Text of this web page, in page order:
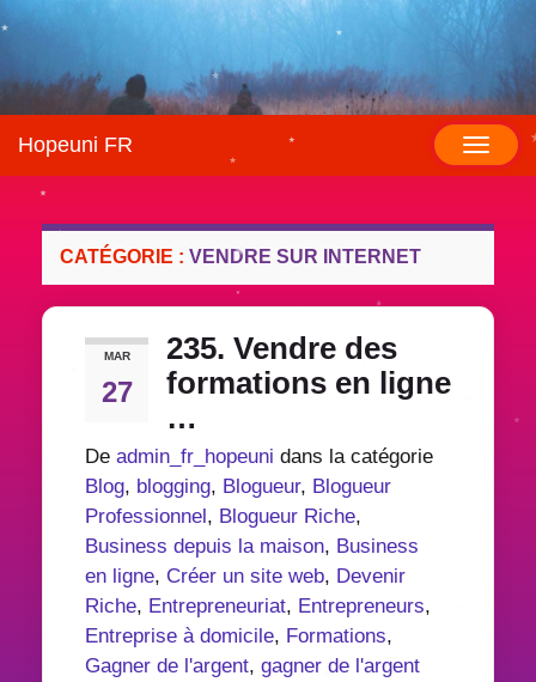
Toggle
Hopeuni FR
CATÉGORIE : VENDRE SUR INTERNET
MAR
27
235. Vendre des
formations en ligne
…
De admin_fr_hopeuni dans la catégorie
Blog, blogging, Blogueur, Blogueur
Professionnel, Blogueur Riche,
Business depuis la maison, Business
en ligne, Créer un site web, Devenir
Riche, Entrepreneuriat, Entrepreneurs,
Entreprise à domicile, Formations,
Gagner de l'argent, gagner de l'argent